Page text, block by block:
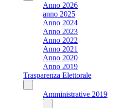
Anno 2026
anno 2025
Anno 2024
Anno 2023
Anno 2022
Anno 2021
Anno 2020
Anno 2019
Trasparenza Elettorale
Amministrative 2019